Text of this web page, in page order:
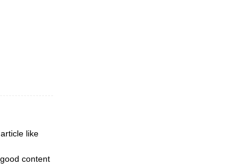
like
content